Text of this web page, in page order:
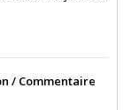
/ Commentaire